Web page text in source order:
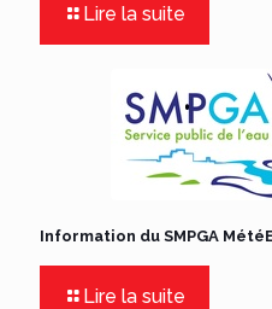
Lire la suite
Information du SMPGA
Lire la suite